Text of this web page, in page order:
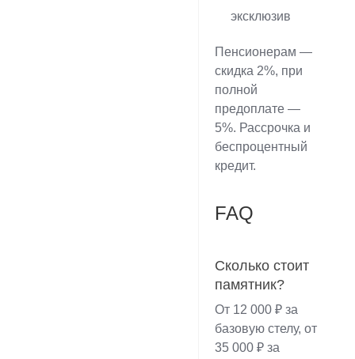
эксклюзив
Пенсионерам —
скидка 2%, при
полной
предоплате —
5%. Рассрочка и
беспроцентный
кредит.
FAQ
Сколько стоит
памятник?
От 12 000 ₽ за
базовую стелу, от
35 000 ₽ за